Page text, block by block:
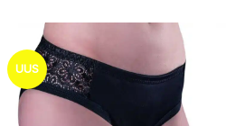
UUS